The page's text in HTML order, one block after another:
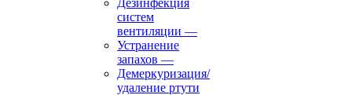
Дезинфекция
систем
вентиляции —
Устранение
запахов —
Демеркуризация/
удаление ртути